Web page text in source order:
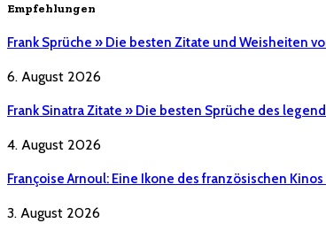
Empfehlungen
Frank Sprüche » Die besten Zitate und Weisheiten
6. August 2026
Frank Sinatra Zitate » Die besten Sprüche des
4. August 2026
Françoise Arnoul: Eine Ikone des französischen Kinos
3. August 2026